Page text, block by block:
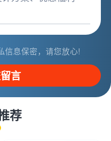
信息保密，请您放心!
言
荐